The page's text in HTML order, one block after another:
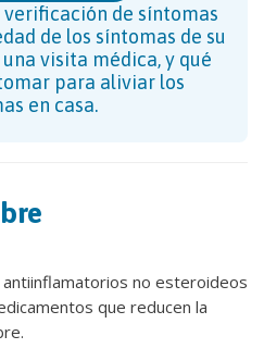
verificación de síntomas
de los síntomas de su
visita médica, y qué
para aliviar los
en casa.
no esteroideos
que reducen la